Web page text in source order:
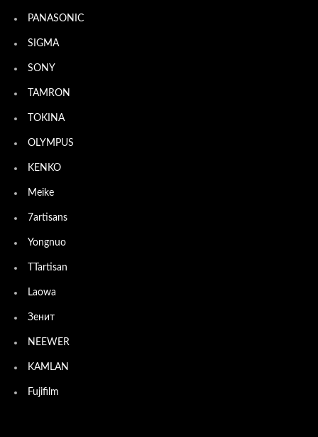
PANASONIC
SIGMA
SONY
TAMRON
TOKINA
OLYMPUS
KENKO
Meike
7artisans
Yongnuo
TTartisan
Laowa
Зенит
NEEWER
KAMLAN
Fujifilm